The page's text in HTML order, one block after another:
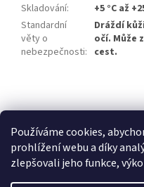
Používáme cookies,
prohlížení webu a díky
zlepšovali jeho funkce,
Skladování:
+5 °C až
Standardní
věty o
nebezpečnosti:
Dráždí
očí. Může
cest.
á